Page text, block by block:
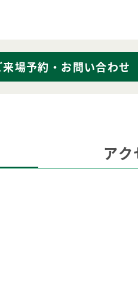
来場予約・お問い合わせ
アク